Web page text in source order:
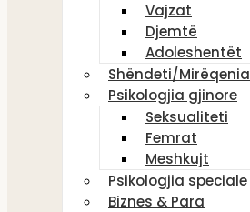
Vajzat
Djemtë
Adoleshentët
Shëndeti/Mirëqenia
Psikologjia gjinore
Seksualiteti
Femrat
Meshkujt
Psikologjia speciale
Biznes & Para